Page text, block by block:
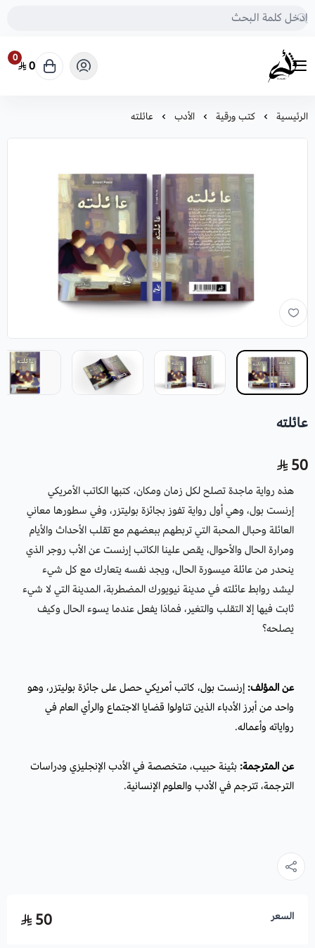
متجر أثرى للكتب
0
0
الرئيسية كتب ورقية الأدب عائلته
عائلته
50
هذه رواية ماجدة تصلح لكل زمان ومكان، كتبها الكاتب الأمريكي
إرنست بول، وهي أول رواية تفوز بجائزة بوليتزر، وفي سطورها معاني
العائلة وحبال المحبة التي تربطهم ببعضهم مع تقلب الأحداث والأيام
ومرارة الحال والأحوال، يقص علينا الكاتب إرنست عن الأب روجر الذي
ينحدر من عائلة ميسورة الحال، ويجد نفسه يتعارك مع كل شيء
ليشد روابط عائلته في مدينة نيويورك المضطربة، المدينة التي لا شيء
ثابت فيها إلا التقلب والتغير، فماذا يفعل عندما يسوء الحال وكيف
يصلحه؟
عن المؤلف:إرنست بول، كاتب أمريكي حصل على جائزة بوليتزر، وهو
واحد من أبرز الأدباء الذين تناولوا قضايا الاجتماع والرأي العام في
رواياته وأعماله.
عن المترجمة:بثينة حبيب، متخصصة في الأدب الإنجليزي ودراسات
الترجمة، تترجم في الأدب والعلوم الإنسانية.
السعر 50